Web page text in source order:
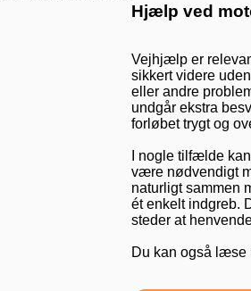
Hjælp ved
Vejhjælp er
sikkert videre
eller andre
undgår ekstra
forløbet trygt og
I nogle tilfælde
være nødvendigt
naturligt sammen
ét enkelt indgreb.
steder at
Du kan også læse